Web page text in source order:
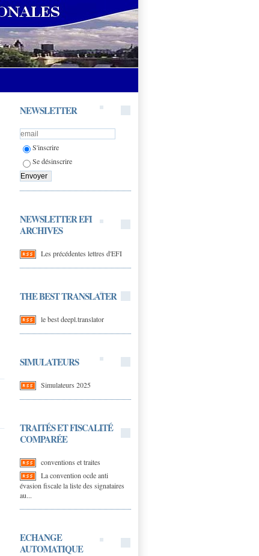
NEWSLETTER
S'inscrire
Se désinscrire
NEWSLETTER EFI
ARCHIVES
Les précédentes lettres d'EFI
THE BEST TRANSLATER
le best deepl.translator
SIMULATEURS
Simulateurs 2025
TRAITÉS ET FISCALITÉ
COMPARÉE
conventions et traites
La convention ocde anti
évasion fiscale la liste des signataires
au...
ECHANGE
AUTOMATIQUE